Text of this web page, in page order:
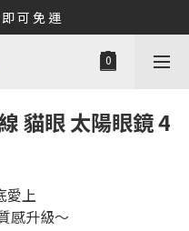
可 免 運
貓眼 太陽眼鏡 4
愛上
感升級～